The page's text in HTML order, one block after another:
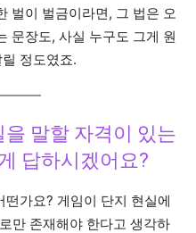
벌이 벌금이라면, 그 법은 오
문장도, 사실 누구도 그게 원
정도였죠.
을 말할 자격이 있는
답하시겠어요?
가요? 게임이 단지 현실에
만 존재해야 한다고 생각하